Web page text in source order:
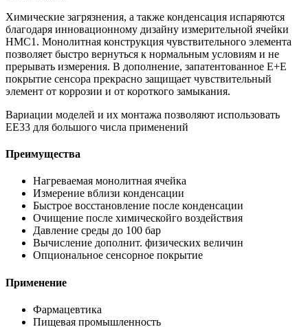
Химические загрязнения, а также конденсация испаряются
благодаря инновационному дизайну измерительной ячейки
HMC1. Монолитная конструкция чувствительного элемента
позволяет быстро вернуться к нормальным условиям и не
прерывать измерения. В дополнение, запатентованное Е+Е
покрытие сенсора прекрасно защищает чувствительный
элемент от коррозии и от короткого замыкания.
Вариации моделей и их монтажа позволяют использовать
ЕЕ33 для большого числа применений
Преимущества
Нагреваемая монолитная ячейка
Измерение вблизи конденсации
Быстрое восстановление после конденсации
Очищение после химическойго воздействия
Давление среды до 100 бар
Вычисление дополнит. физических величин
Опциональное сенсорное покрытие
Применение
Фармацевтика
Пищевая промышленность